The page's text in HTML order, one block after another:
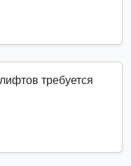
требуется